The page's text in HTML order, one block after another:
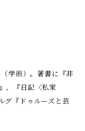
学術）。著書に『非
、『日記〈私家
グ『ドゥルーズと芸